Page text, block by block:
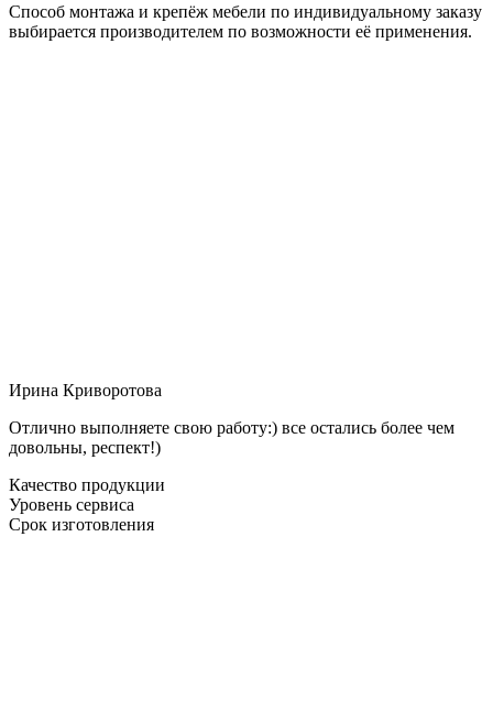
Способ монтажа и крепёж мебели по индивидуальному заказу
выбирается производителем по возможности её применения.
Ирина Криворотова
Отлично выполняете свою работу:) все остались более чем
довольны, респект!)
Качество продукции
Уровень сервиса
Срок изготовления